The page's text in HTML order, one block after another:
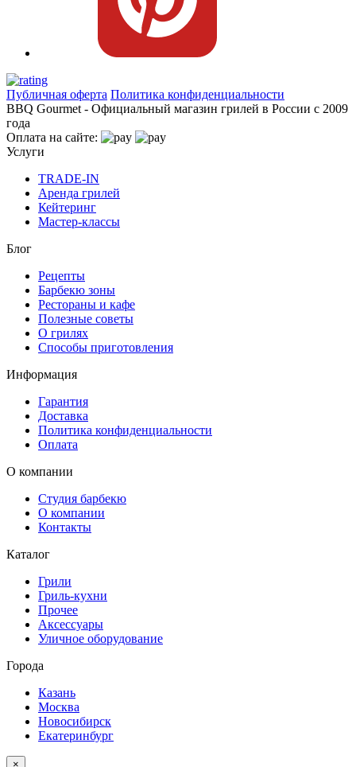
Публичная оферта Политика конфиденциальности
BBQ Gourmet - Официальный магазин грилей в России с 2009
года
Оплата на сайте:
Услуги
TRADE-IN
Аренда грилей
Кейтеринг
Мастер-классы
Блог
Рецепты
Барбекю зоны
Рестораны и кафе
Полезные советы
О грилях
Способы приготовления
Информация
Гарантия
Доставка
Политика конфиденциальности
Оплата
О компании
Студия барбекю
О компании
Контакты
Каталог
Грили
Гриль-кухни
Прочее
Аксессуары
Уличное оборудование
Города
Казань
Москва
Новосибирск
Екатеринбург
×